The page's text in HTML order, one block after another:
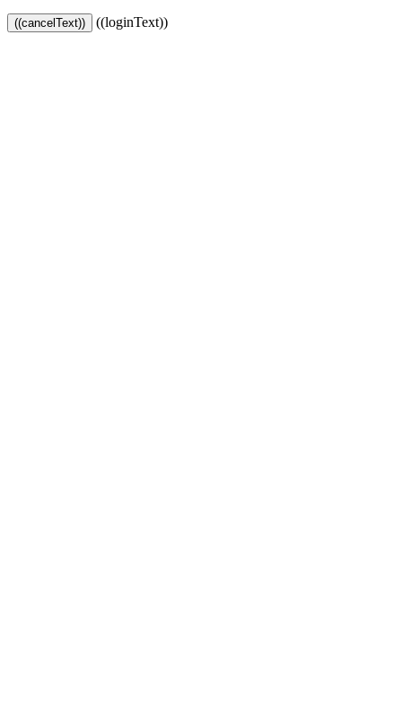
((cancelText)) ((loginText))